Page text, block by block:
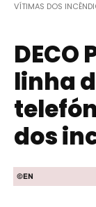
VÍTIMAS DOS
DECO
linha
dos
©EN